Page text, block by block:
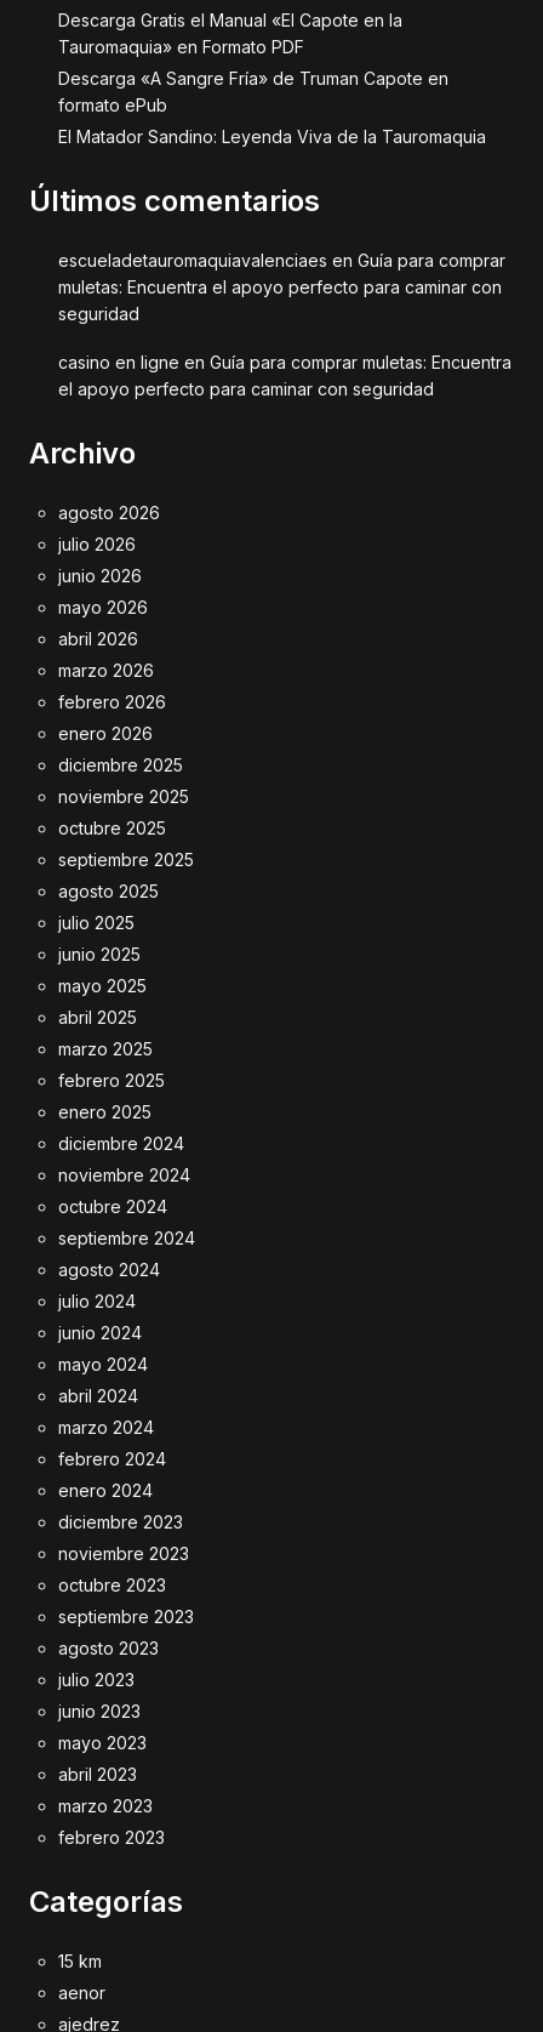
Descarga Gratis el Manual «El Capote en la
Tauromaquia» en Formato PDF
Descarga «A Sangre Fría» de Truman Capote en
formato ePub
El Matador Sandino: Leyenda Viva de la Tauromaquia
Últimos comentarios
escueladetauromaquiavalenciaes en Guía para comprar
muletas: Encuentra el apoyo perfecto para caminar con
seguridad
casino en ligne en Guía para comprar muletas: Encuentra
el apoyo perfecto para caminar con seguridad
Archivo
agosto 2026
julio 2026
junio 2026
mayo 2026
abril 2026
marzo 2026
febrero 2026
enero 2026
diciembre 2025
noviembre 2025
octubre 2025
septiembre 2025
agosto 2025
julio 2025
junio 2025
mayo 2025
abril 2025
marzo 2025
febrero 2025
enero 2025
diciembre 2024
noviembre 2024
octubre 2024
septiembre 2024
agosto 2024
julio 2024
junio 2024
mayo 2024
abril 2024
marzo 2024
febrero 2024
enero 2024
diciembre 2023
noviembre 2023
octubre 2023
septiembre 2023
agosto 2023
julio 2023
junio 2023
mayo 2023
abril 2023
marzo 2023
febrero 2023
Categorías
15 km
aenor
ajedrez